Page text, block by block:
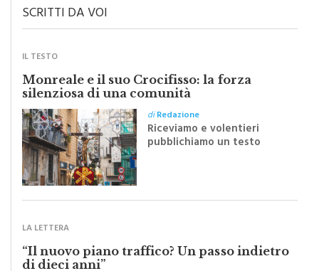
Monreale e il suo Crocifisso: la forza
silenziosa di una comunità
diRedazione
Riceviamo e volentieri
pubblichiamo un testo
inviato dalla scrittrice
monrealese Mariella
“Il nuovo piano traffico? Un passo indietro
di dieci anni”